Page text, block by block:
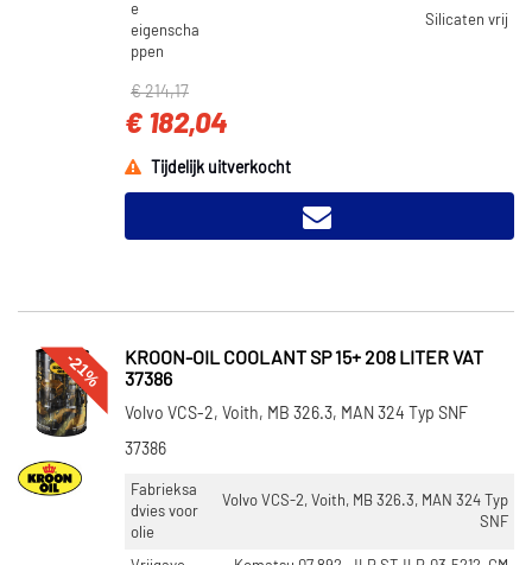
e
eigenscha
ppen
Silicaten vrij
€ 214,17
€ 182,04
Tijdelijk uitverkocht
-21%
KROON-OIL COOLANT SP 15+ 208 LITER VAT
37386
Volvo VCS-2, Voith, MB 326.3, MAN 324 Typ SNF
37386
Fabrieksa
dvies voor
olie
Volvo VCS-2, Voith, MB 326.3, MAN 324 Typ
SNF